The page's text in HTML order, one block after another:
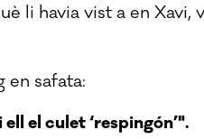
li havia vist a en Xavi,
en safata:
el culet ‘respingón’".